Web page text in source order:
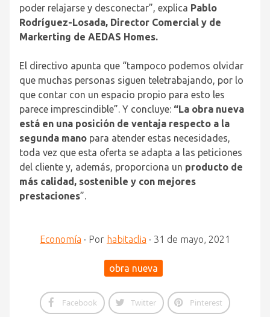
poder relajarse y desconectar”, explica Pablo
Rodríguez-Losada, Director Comercial y de
Markerting de AEDAS Homes.
El directivo apunta que “tampoco podemos olvidar
que muchas personas siguen teletrabajando, por lo
que contar con un espacio propio para esto les
parece imprescindible”. Y concluye: “La obra nueva
está en una posición de ventaja respecto a la
segunda mano para atender estas necesidades,
toda vez que esta oferta se adapta a las peticiones
del cliente y, además, proporciona un producto de
más calidad, sostenible y con mejores
prestaciones”.
Economía · Por habitaclia · 31 de mayo, 2021
obra nueva
Facebook Twitter Pinterest